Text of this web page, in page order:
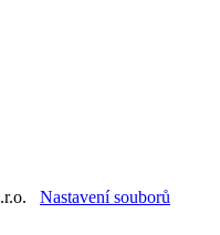
Nastavení souborů